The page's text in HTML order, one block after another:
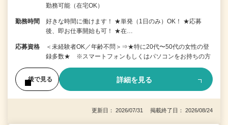
勤務可能（在宅OK）
勤務時間
好きな時間に働けます！ ★単発（1日のみ）OK！ ★応募
後、即お仕事開始も可！ ★在…
応募資格
＜未経験者OK／年齢不問＞⇒★特に20代〜50代の女性の登
録多数★ ※スマートフォンもしくはパソコンをお持ちの方
後で見る 詳細を見る
更新日： 2026/07/31 掲載終了日： 2026/08/24